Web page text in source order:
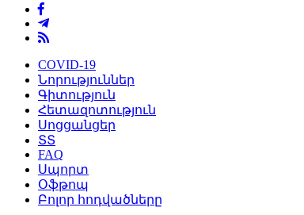
COVID-19
Նորություններ
Գիտություն
Հետազոտություն
Սոցցանցեր
ՏՏ
FAQ
Սպորտ
Օֆթոպ
Բոլոր հոդվածները